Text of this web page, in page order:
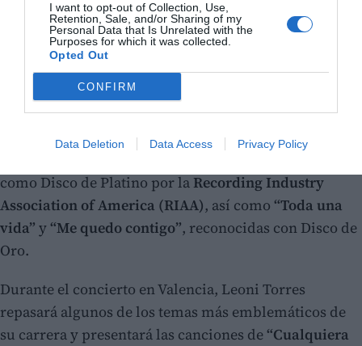
I want to opt-out of Collection, Use,
Retention, Sale, and/or Sharing of my
Personal Data that Is Unrelated with the
Purposes for which it was collected.
Opted Out
CONFIRM
Data Deletion Data Access Privacy Policy
Entre sus canciones más exitosas destacan“Para que
como Disco de Platino por la Recording Industry
Association of America (RIAA), así como “Toda una
vida” y “Me quedo contigo”, reconocidas con Disco de
Oro.
Durante el concierto en Valencia, Leoni Torres
repasará algunos de los temas más emblemáticos de
su carrera y presentará las canciones de “Cualquiera